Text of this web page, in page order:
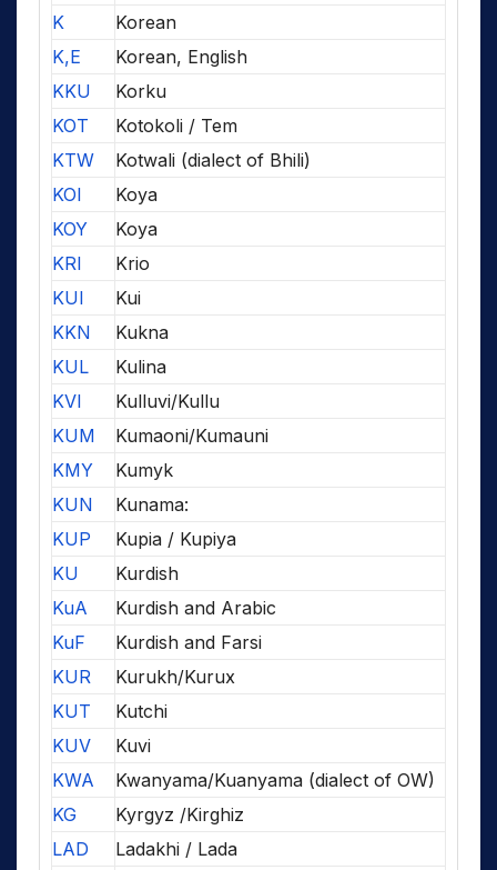
K
Korean
K,E
Korean, English
KKU
Korku
KOT
Kotokoli / Tem
KTW
Kotwali (dialect of Bhili)
KOI
Koya
KOY
Koya
KRI
Krio
KUI
Kui
KKN
Kukna
KUL
Kulina
KVI
Kulluvi/Kullu
KUM
Kumaoni/Kumauni
KMY
Kumyk
KUN
Kunama:
KUP
Kupia / Kupiya
KU
Kurdish
KuA
Kurdish and Arabic
KuF
Kurdish and Farsi
KUR
Kurukh/Kurux
KUT
Kutchi
KUV
Kuvi
KWA
Kwanyama/Kuanyama (dialect of OW)
KG
Kyrgyz /Kirghiz
LAD
Ladakhi / Lada